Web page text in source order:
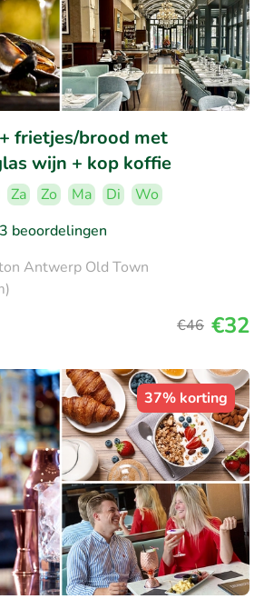
frietjes/brood met
wijn + kop koffie
Za Zo Ma Di
Wo
beoordelingen
Antwerp Old Town
€46 €32
37% korting